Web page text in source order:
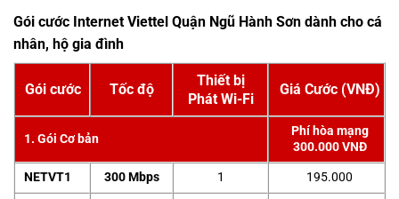
Gói cước Internet Viettel Quận Ngũ Hành Sơn dành cho cá
nhân, hộ gia đình
Gói cước Tốc độ
Thiết bị
Phát Wi-Fi
Giá Cước (VNĐ)
1. Gói Cơ bản
Phí hòa mạng
300.000 VNĐ
NETVT1
300 Mbps 1 195.000